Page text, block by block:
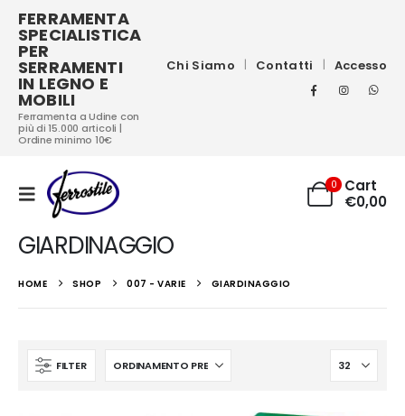
FERRAMENTA
SPECIALISTICA
PER
SERRAMENTI
IN LEGNO E
MOBILI
Ferramenta a Udine con
più di 15.000 articoli |
Ordine minimo 10€
Chi Siamo Contatti Accesso
0
Cart
€0,00
GIARDINAGGIO
HOME SHOP 007 - VARIE GIARDINAGGIO
FILTER